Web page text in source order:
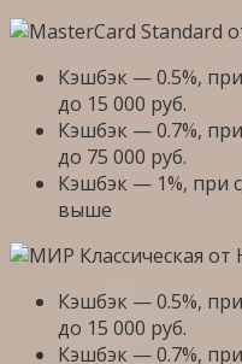
Кэшбэк — 0.5%,
до 15 000 руб.
Кэшбэк — 0.7%,
до 75 000 руб.
Кэшбэк — 1%, при
выше
Кэшбэк — 0.5%,
до 15 000 руб.
Кэшбэк — 0.7%,